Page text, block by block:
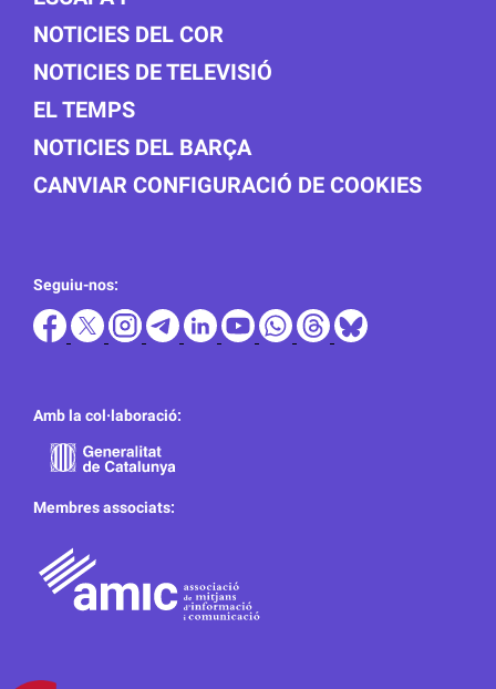
NOTICIES DEL COR
NOTICIES DE TELEVISIÓ
EL TEMPS
NOTICIES DEL BARÇA
CANVIAR CONFIGURACIÓ DE COOKIES
Seguiu-nos:
Amb la col·laboració:
Membres associats: